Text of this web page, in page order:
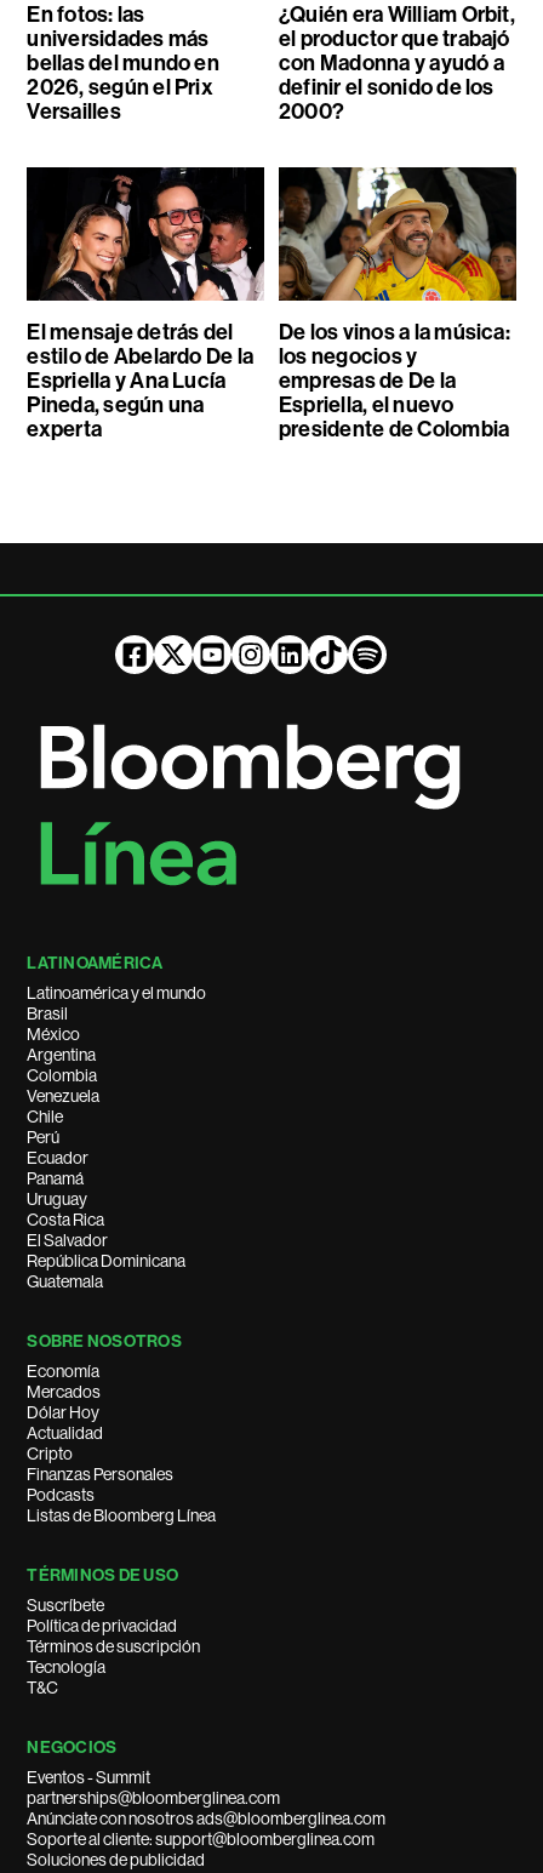
En fotos: las
universidades más
bellas del mundo en
2026, según el Prix
Versailles
¿Quién era William Orbit,
el productor que trabajó
con Madonna y ayudó a
definir el sonido de los
2000?
El mensaje detrás del
estilo de Abelardo De la
Espriella y Ana Lucía
Pineda, según una
experta
De los vinos a la música:
los negocios y
empresas de De la
Espriella, el nuevo
presidente de Colombia
LATINOAMÉRICA
Latinoamérica y el mundo
Brasil
México
Argentina
Colombia
Venezuela
Chile
Perú
Ecuador
Panamá
Uruguay
Costa Rica
El Salvador
República Dominicana
Guatemala
SOBRE NOSOTROS
Economía
Mercados
Dólar Hoy
Actualidad
Cripto
Finanzas Personales
Podcasts
Listas de Bloomberg Línea
TÉRMINOS DE USO
Suscríbete
Política de privacidad
Términos de suscripción
Tecnología
T&C
NEGOCIOS
Eventos - Summit
partnerships@bloomberglinea.com
Anúnciate con nosotros ads@bloomberglinea.com
Soporte al cliente: support@bloomberglinea.com
Soluciones de publicidad